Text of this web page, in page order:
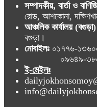
সম্পাদকীয়, বার্তা ও
রোড, আশকোনা,
আঞ্চলিক কার্যালয়
বগুড়া।
মোবাইলঃ ০১৭৭৬-
০৯৬৪৯-
ই-মেইলঃ